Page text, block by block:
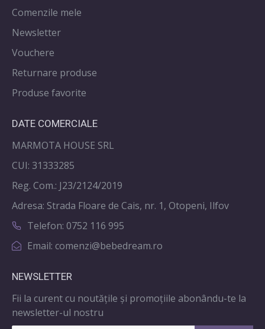
Comenzile mele
Newsletter
Vouchere
Returnare produse
Produse favorite
DATE COMERCIALE
MARMOTA HOUSE SRL
CUI: 31333285
Reg. Com.: J23/2124/2019
Adresa: Strada Floare de Cais, nr. 1, Otopeni, Ilfov
Telefon: 0752 116 995
Email: comenzi@bebedream.ro
NEWSLETTER
Fii la curent cu noutățile și promoțiile abonându-te la
newsletter-ul nostru